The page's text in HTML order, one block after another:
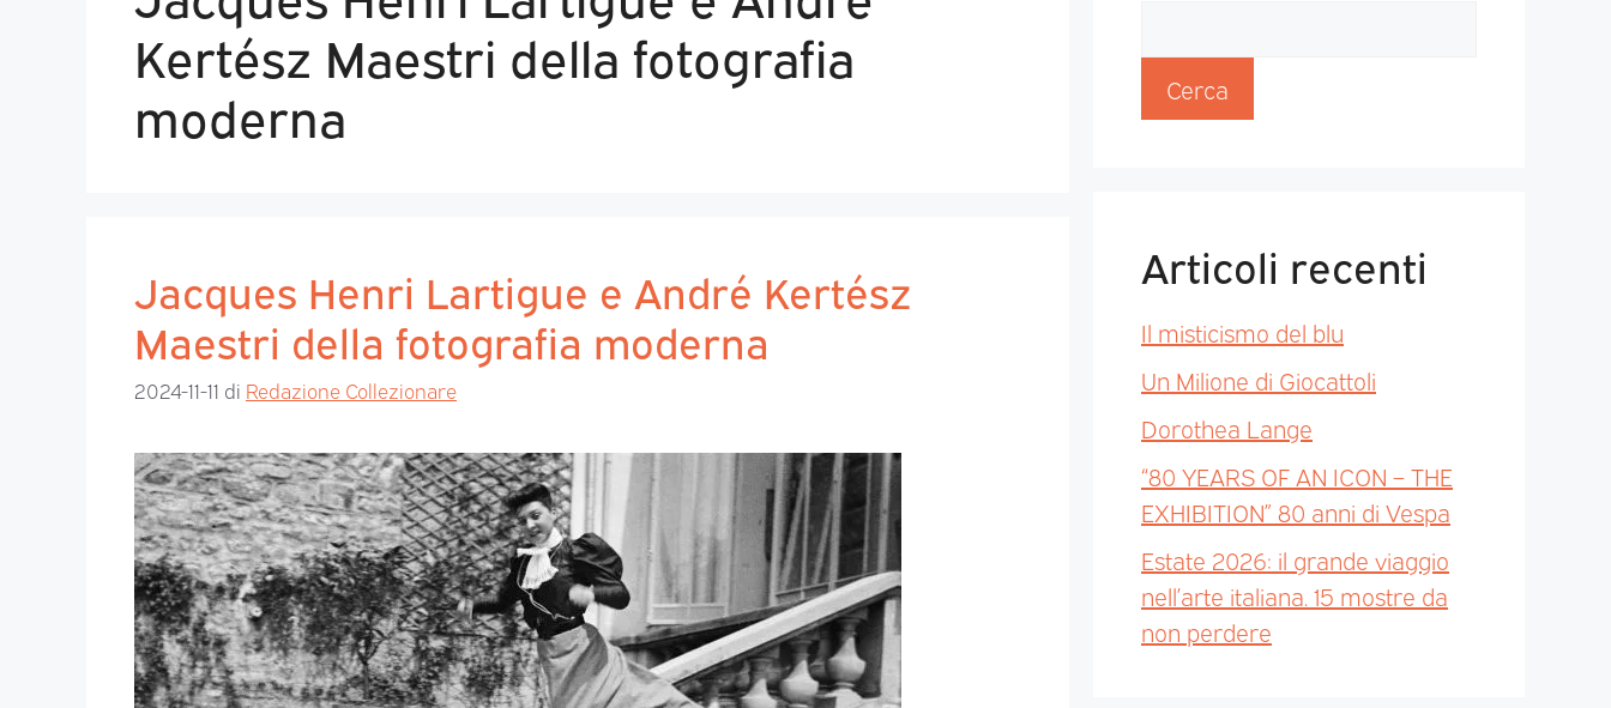
Kertész Maestri della fotografia
moderna
Jacques Henri Lartigue e André Kertész
Maestri della fotografia moderna
2024-11-11 di Redazione Collezionare
Cerca
Articoli recenti
Il misticismo del blu
Un Milione di Giocattoli
Dorothea Lange
“80 YEARS OF AN ICON – THE
EXHIBITION” 80 anni di Vespa
Estate 2026: il grande viaggio
nell’arte italiana. 15 mostre da
non perdere